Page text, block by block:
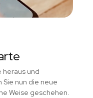
heraus und
Sie nun die neue
Weise geschehen.